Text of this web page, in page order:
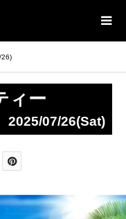
26)
ィー
2025/07/26(Sat)